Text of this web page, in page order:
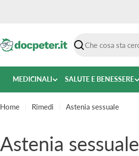
Ricerca
MEDICINALI SALUTE E BENESSERE
Home Rimedi Astenia sessuale
C
Astenia sessuale